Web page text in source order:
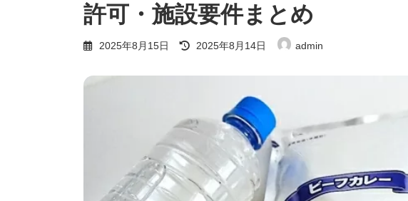
許可・施設要件まとめ
2025年8月15日
最
終
新
:
2025年8月14日 admin